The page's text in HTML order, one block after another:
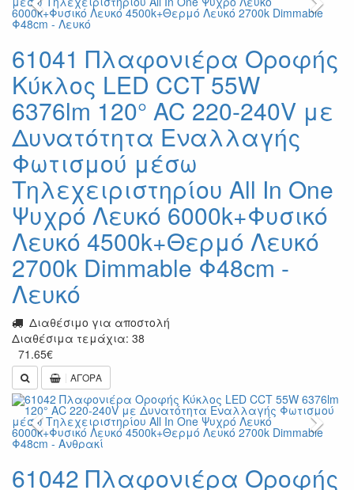
61041 Πλαφονιέρα Οροφής
Κύκλος LED CCT 55W
6376lm 120° AC 220-240V με
Δυνατότητα Εναλλαγής
Φωτισμού μέσω
Τηλεχειριστηρίου All In One
Ψυχρό Λευκό 6000k+Φυσικό
Λευκό 4500k+Θερμό Λευκό
2700k Dimmable Φ48cm -
Λευκό
Διαθέσιμο για αποστολή
Διαθέσιμα τεμάχια: 38
71.65€
ΑΓΟΡΑ
Previous Next
61042 Πλαφονιέρα Οροφής